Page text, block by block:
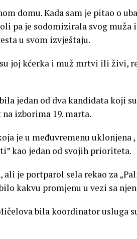
domu. Kada sam je pitao o
pa je sodomizirala svog muža i
u svom izvještaju.
joj kćerka i muž mrtvi ili živi,
jedan od dva kandidata koji
izborima 19. marta.
je u međuvremenu uklonjena ,
kao jedan od svojih prioriteta.
ali je portparol sela rekao za
kakvu promjenu u vezi sa
bila koordinator usluga